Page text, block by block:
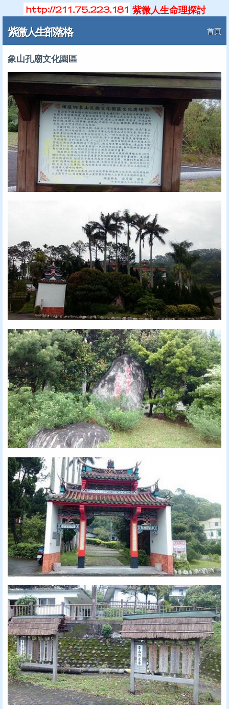
紫微人生命理探討
紫微人生部落格 首頁
象山孔廟文化園區